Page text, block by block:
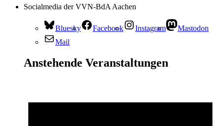
Socialmedia der VVN-BdA Aachen
Bluesky Facebook Instagram
Mastodon
Mail
Anstehende Veranstaltungen